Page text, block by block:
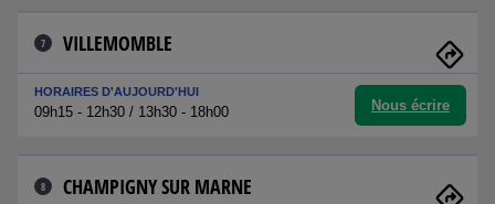
7 VILLEMOMBLE
HORAIRES D'AUJOURD'HUI
09h15 - 12h30 / 13h30 - 18h00 Nous écrire
8 CHAMPIGNY SUR MARNE